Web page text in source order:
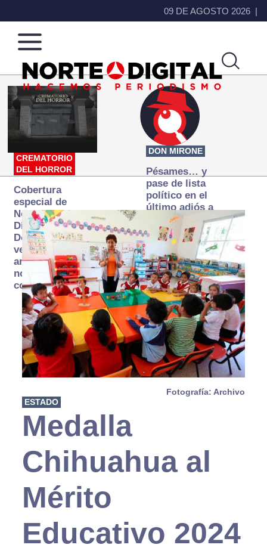
09 DE AGOSTO 2026
Norte
de
Ciudad
Más
que
noticias,
hacemos periodismo
CREMATORIO
DEL HORROR
Cobertura
especial de
Norte
Digital:
Donde la
verdad
arde… pero
no se
consume
DON MIRONE
Pésames… y
pase de lista
político en el
último adiós a
Papá Grande
Fotografía: Archivo
ESTADO
Medalla
Chihuahua al
Mérito
Educativo 2024